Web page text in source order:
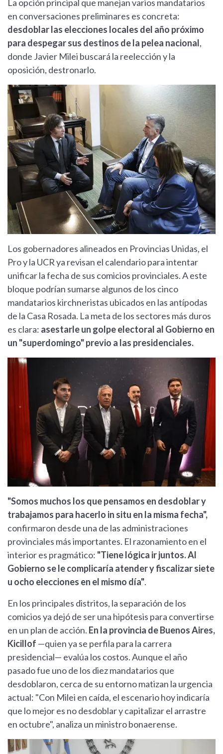
La opción principal que manejan varios mandatarios
en conversaciones preliminares es concreta:
desdoblar las elecciones locales del año próximo
para despegar sus destinos de la pelea nacional,
donde Javier Milei buscará la reelección y la
oposición, destronarlo.
Los gobernadores alineados en Provincias Unidas, el
Pro y la UCR ya revisan el calendario para intentar
unificar la fecha de sus comicios provinciales. A este
bloque podrían sumarse algunos de los cinco
mandatarios kirchneristas ubicados en las antípodas
de la Casa Rosada. La meta de los sectores más duros
es clara: asestarle un golpe electoral al Gobierno en
un "superdomingo" previo a las presidenciales.
"Somos muchos los que pensamos en desdoblar y
trabajamos para hacerlo in situ en la misma fecha",
confirmaron desde una de las administraciones
provinciales más importantes. El razonamiento en el
interior es pragmático: "Tiene lógica ir juntos. Al
Gobierno se le complicaría atender y fiscalizar siete
u ocho elecciones en el mismo día".
En los principales distritos, la separación de los
comicios ya dejó de ser una hipótesis para convertirse
en un plan de acción. En la provincia de Buenos Aires,
Kicillof —quien ya se perfila para la carrera
presidencial— evalúa los costos. Aunque el año
pasado fue uno de los diez mandatarios que
desdoblaron, cerca de su entorno matizan la urgencia
actual: "Con Milei en caída, el escenario hoy indicaría
que lo mejor es no desdoblar y capitalizar el arrastre
en octubre", analiza un ministro bonaerense.